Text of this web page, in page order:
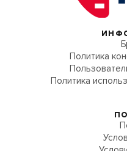
Политика
Политика